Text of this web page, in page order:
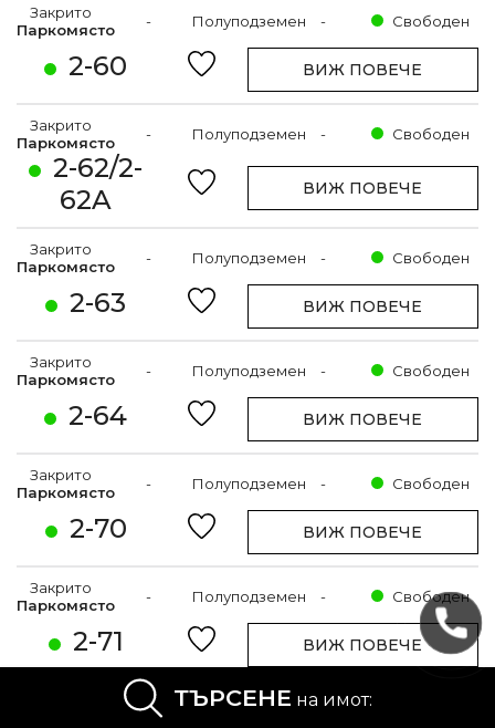
2-60
Закрито
Паркомясто
- Полуподземен - Свободен
ВИЖ ПОВЕЧЕ
2-62/2-
62A
Закрито
Паркомясто
- Полуподземен - Свободен
ВИЖ ПОВЕЧЕ
2-63
Закрито
Паркомясто
- Полуподземен - Свободен
ВИЖ ПОВЕЧЕ
2-64
Закрито
Паркомясто
- Полуподземен - Свободен
ВИЖ ПОВЕЧЕ
2-70
Закрито
Паркомясто
- Полуподземен - Свободен
ВИЖ ПОВЕЧЕ
2-71
Закрито
Паркомясто
- Полуподземен - Свободен
ВИЖ ПОВЕЧЕ
- Полуподземен -
ТЪРСЕНЕ на имот: